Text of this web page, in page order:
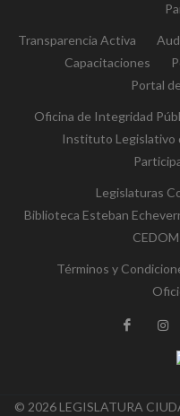
Transparencia Activa
Capacitaciones
Portal
Oficina de Integridad
Instituto Legislativo
Legislaturas
Biblioteca Esteban
CEDOM
Términos y
© 2026 LEGISLATURA